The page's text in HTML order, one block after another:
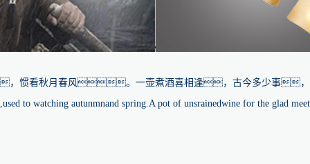
，惯看秋月春风。一壶煮酒喜相逢，古今多少事
to watching autunmnand spring.A pot of unsrainedwine for the glad